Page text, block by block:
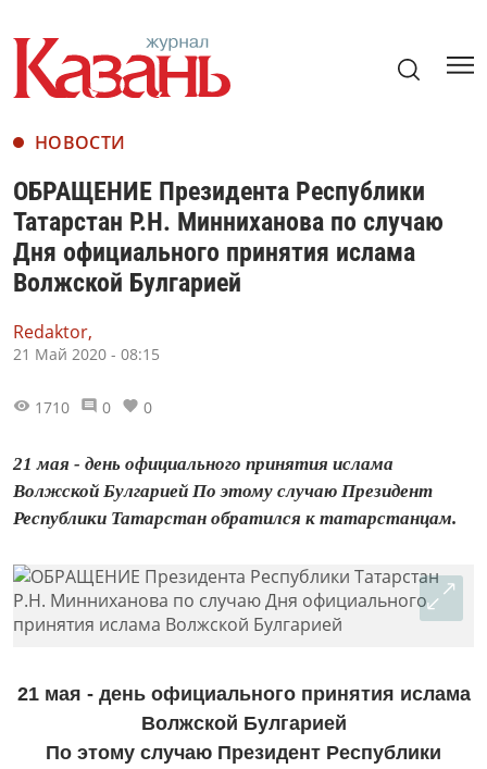
НОВОСТИ
ОБРАЩЕНИЕ Президента Республики
Татарстан Р.Н. Минниханова по случаю
Дня официального принятия ислама
Волжской Булгарией
Redaktor,
21 Май 2020 - 08:15
1710 0 0
21 мая - день официального принятия ислама
Волжской Булгарией По этому случаю Президент
Республики Татарстан обратился к татарстанцам.
21 мая - день официального принятия ислама
Волжской Булгарией
По этому случаю Президент Республики